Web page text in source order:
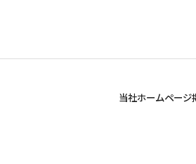
当社ホームページ